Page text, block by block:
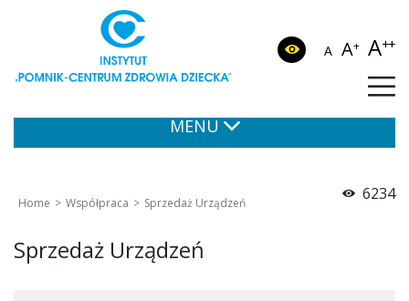
A A+ A++
MENU
Home Współpraca Sprzedaż Urządzeń 6234
Sprzedaż Urządzeń